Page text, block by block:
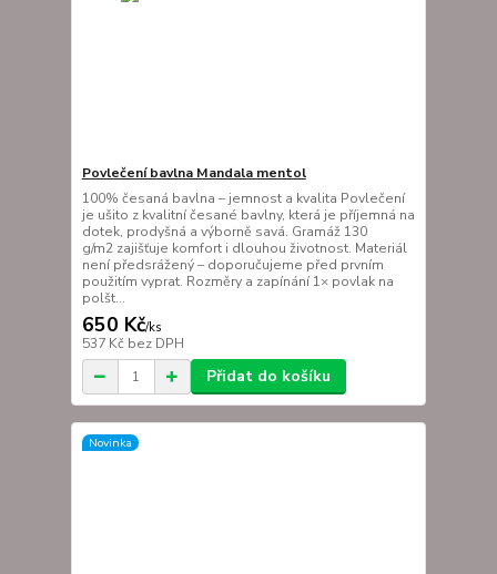
Povlečení bavlna Mandala mentol
100% česaná bavlna – jemnost a kvalita Povlečení
je ušito z kvalitní česané bavlny, která je příjemná na
dotek, prodyšná a výborně savá. Gramáž 130
g/m2 zajišťuje komfort i dlouhou životnost. Materiál
není předsrážený – doporučujeme před prvním
použitím vyprat. Rozměry a zapínání 1× povlak na
polšt...
650 Kč/ks
537 Kč bez DPH
Přidat do košíku
Novinka